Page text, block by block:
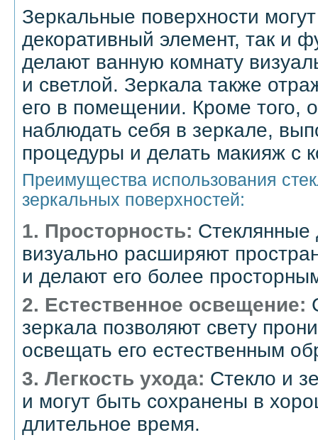
Зеркальные поверхности
декоративный элемент, так и
делают ванную комнату
и светлой. Зеркала также
его в помещении. Кроме того,
наблюдать себя в зеркале,
процедуры и делать макияж с
Преимущества использования
зеркальных поверхностей:
1. Просторность: Стеклянные
визуально расширяют
и делают его более
2. Естественное освещение:
зеркала позволяют свету
освещать его естественным
3. Легкость ухода: Стекло и
и могут быть сохранены в
длительное время.